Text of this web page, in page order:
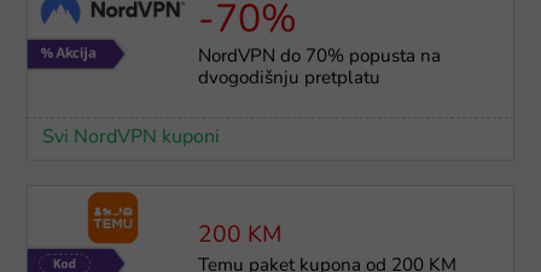
-70%
NordVPN do 70% popusta na
dvogodišnju pretplatu
Svi NordVPN kuponi
200 KM
Temu paket kupona od 200 KM